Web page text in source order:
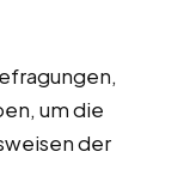
um die
der